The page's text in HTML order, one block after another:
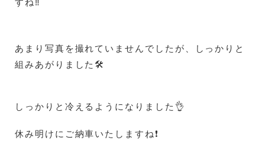
すね‼️
あまり写真を撮れていませんでしたが、しっかりと
組みあがりました🛠️
しっかりと冷えるようになりました👌
休み明けにご納車いたしますね❗